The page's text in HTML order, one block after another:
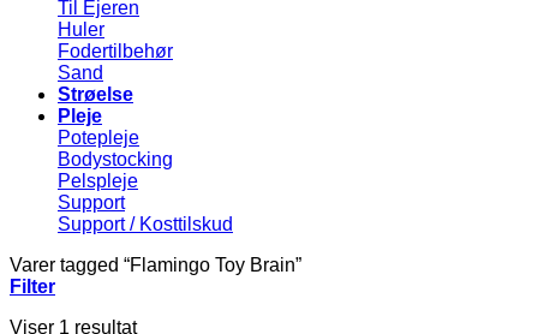
Til Ejeren
Huler
Fodertilbehør
Sand
Strøelse
Pleje
Potepleje
Bodystocking
Pelspleje
Support
Support / Kosttilskud
Varer tagged “Flamingo Toy Brain”
Filter
Viser 1 resultat